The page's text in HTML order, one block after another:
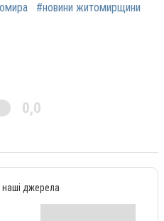
#новини житомирщини
0,0
наші джерела